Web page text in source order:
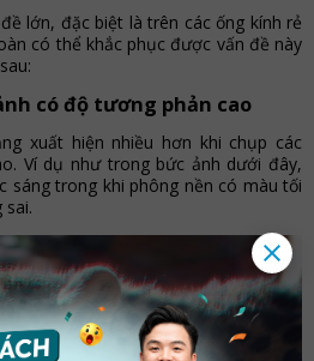
lớn, đặc biệt là trên các ống kính rẻ
có thể khắc phục được vấn đề này
có độ tương phản cao
xuất hiện nhiều hơn khi chụp các
Ví dụ như trong bức ảnh dưới đây,
sáng trong khi phông nền có màu tối